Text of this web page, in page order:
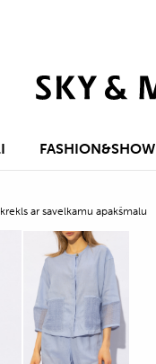
FASHION&SHOW
ar savelkamu apakšmalu